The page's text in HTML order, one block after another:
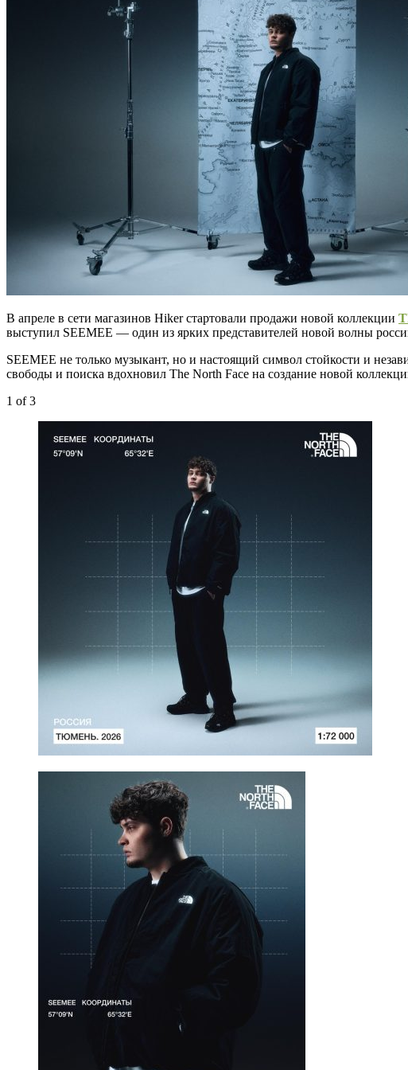
В апреле в сети магазинов Hiker стартовали продажи новой коллекции
выступил SEEMEE — один из ярких представителей новой волны
SEEMEE не только музыкант, но и настоящий символ стойкости и
свободы и поиска вдохновил The North Face на создание новой
1 of 3